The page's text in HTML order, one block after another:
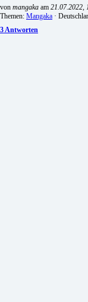
von mangaka am 21.07.2022,
Themen: Mangaka ·
3 Antworten